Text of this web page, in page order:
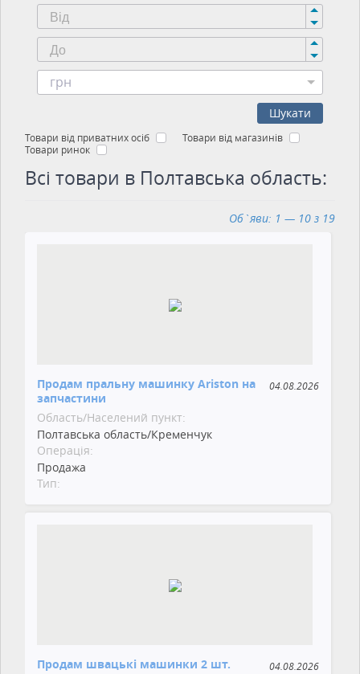
грн
Шукати
Товари від приватних осіб
Товари від магазинів
Товари ринок
Всі товари в Полтавська область:
Об`яви: 1 — 10 з 19
Продам пральну машинку Ariston на
запчастини
04.08.2026
Область/Населений пункт:
Полтавська область/Кременчук
Операція:
Продажа
Тип:
Продам швацькі машинки 2 шт. 04.08.2026